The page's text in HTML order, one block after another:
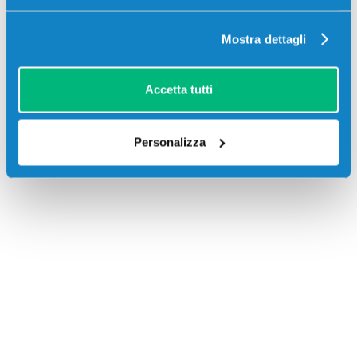
Mostra dettagli
Accetta tutti
Personalizza